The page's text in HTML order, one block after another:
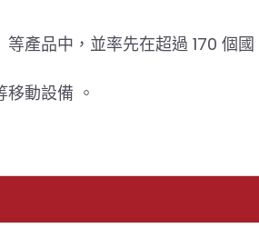
產品中，並率先在超過 170 個國
動設備 。